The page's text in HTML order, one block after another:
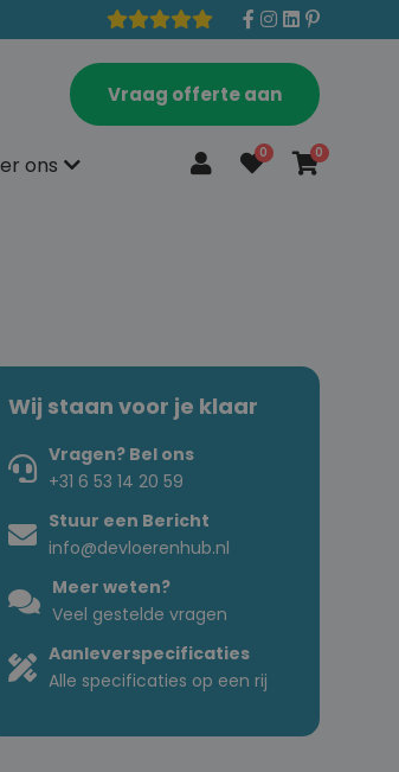
Vraag offerte aan
ons 0 0
Wij staan voor je klaar
Vragen? Bel ons
+31 6 53 14 20 59
Stuur een Bericht
info@devloerenhub.nl
Meer weten?
Veel gestelde vragen
Aanleverspecificaties
Alle specificaties op een rij